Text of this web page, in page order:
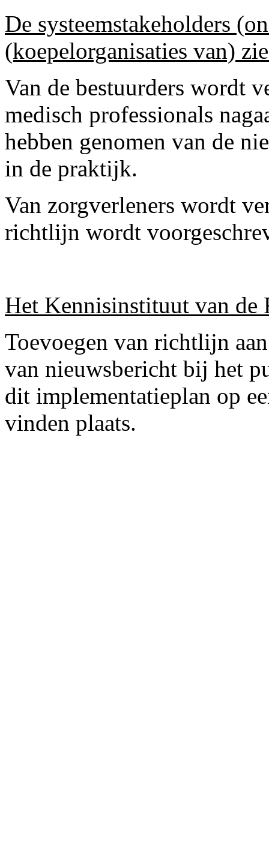
De systeemstakeholders
(koepelorganisaties van)
Van de bestuurders wordt
medisch professionals
hebben genomen van de
in de praktijk.
Van zorgverleners wordt
richtlijn wordt
Het Kennisinstituut van de
Toevoegen van richtlijn
van nieuwsbericht bij het
dit implementatieplan op
vinden plaats.